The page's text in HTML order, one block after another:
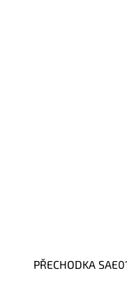
PŘECHODKA